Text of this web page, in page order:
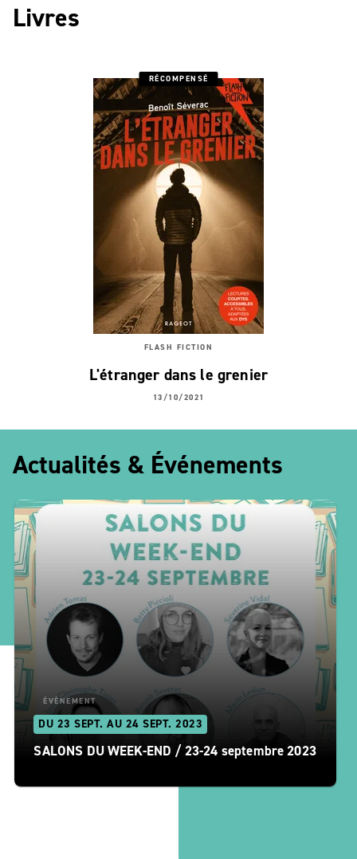
Livres
RÉCOMPENSÉ
FLASH FICTION
L'étranger dans le grenier
13/10/2021
Actualités & Événements
ÉVÈNEMENT
DU 23 SEPT. AU 24 SEPT. 2023
SALONS DU WEEK-END / 23-24 septembre 2023